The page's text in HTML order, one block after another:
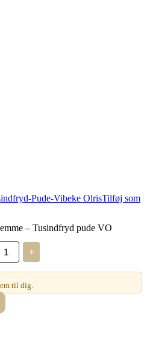
Tilføj som
– Tusindfryd pude VO
+
til dig.